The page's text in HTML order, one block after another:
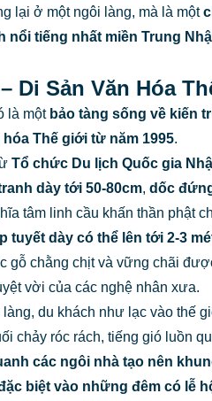
lại ở một ngôi làng, mà là một
tiếng nhất miền Trung
Di Sản Văn Hóa
là một bảo tàng sống về kiến
Thế giới từ năm 1995.
Tổ chức Du lịch Quốc gia
dày tới 50-80cm, dốc
tâm linh cầu khấn thần phật
tuyết dày có thể lên tới 2-3
gỗ chằng chịt và vững chãi
vời của các nghệ nhân xưa.
du khách như lạc vào thế
chảy róc rách, tiếng gió luồn
các ngôi nhà tạo nên
biệt vào những đêm có lễ